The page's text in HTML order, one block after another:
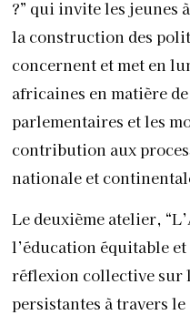
?” qui invite les jeunes
la construction des
concernent et met en
africaines en matière
parlementaires et les
contribution aux
nationale et
Le deuxième atelier,
l’éducation équitable
réflexion collective sur
persistantes à travers